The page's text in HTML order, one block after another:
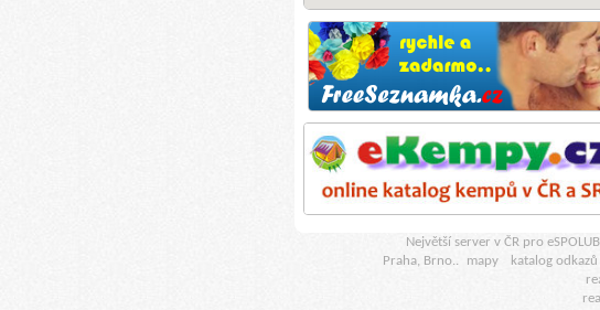
Největší server v ČR pro
Praha, Brno..
mapy katalog odkazů